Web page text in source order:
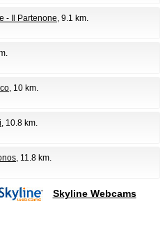
- Il Partenone , 9.1 km.
, 10 km.
, 10.8 km.
, 11.8 km.
Skyline Webcams